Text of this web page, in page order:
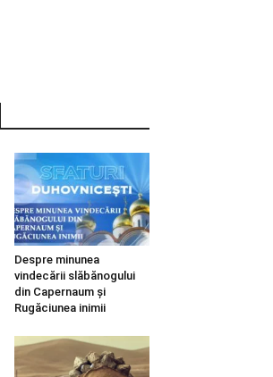
Despre minunea
vindecării slăbănogului
din Capernaum și
Rugăciunea inimii